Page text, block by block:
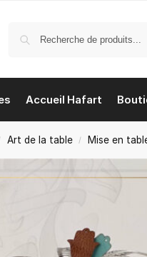
Accueil Hafart
Art de la table / Mise en